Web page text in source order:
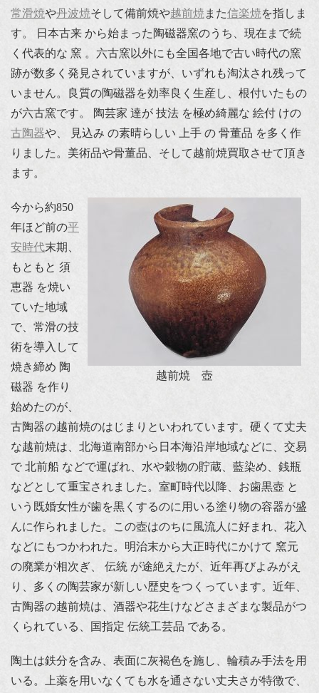
常滑焼や丹波焼そして備前焼や越前焼 また信楽焼を指しま
す。 日本古来 から始まった陶磁器窯のうち、現在まで続
く代表的な 窯 。六古窯以外にも全国各地で古い時代の窯
跡が数多く発見されていますが、いずれも淘汰され残って
いません。良質の陶磁器を効率良く生産し、根付いたもの
が六古窯です。 陶芸家 達が 技法 を極め綺麗な 絵付 けの
古陶器や、 見込み の素晴らしい 上手 の 骨董品 を多く作
りました。美術品や骨董品、そして越前焼買取させて頂き
ます。
越前焼 壺
今から約850
年ほど前の平
安時代末期、
もともと 須
恵器 を焼い
ていた地域
で、常滑の技
術を導入して
焼き締め 陶
磁器 を作り
始めたのが、
古陶器の越前焼のはじまりといわれています。硬くて丈夫
な越前焼は、北海道南部から日本海沿岸地域などに、交易
で 北前船 などで運ばれ、水や穀物の貯蔵、藍染め、銭瓶
などとして重宝されました。室町時代以降、お歯黒壺 と
いう既婚女性が歯を黒くするのに用いる塗り物の容器が盛
んに作られました。この壺はのちに風流人に好まれ、花入
などにもつかわれた。明治末から大正時代にかけて 窯元
の廃業が相次ぎ、 伝統 が途絶えたが、近年再びよみがえ
り、多くの陶芸家が新しい歴史をつくっています。近年、
古陶器の越前焼は、酒器や花生けなどさまざまな製品がつ
くられている、国指定 伝統工芸品 である。
陶土は鉄分を含み、表面に灰褐色を施し、輪積み手法を用
いる。上薬を用いなくても水を通さない丈夫さが特徴で、